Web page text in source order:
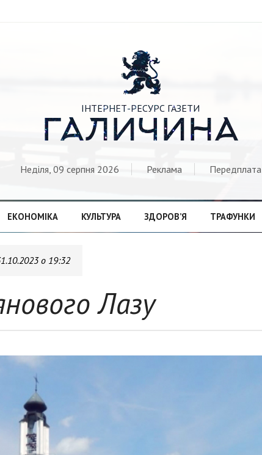

ІНТЕРНЕТ-РЕСУРС ГАЗЕТИ
ГАЛИЧИНА
Неділя, 09 серпня 2026 Реклама Передплата
ЕКОНОМІКА КУЛЬТУРА ЗДОРОВ’Я ТРАФУНКИ
о 19:32
Лазу